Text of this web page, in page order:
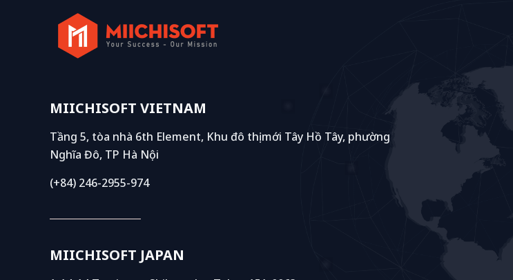
MIICHISOFT VIETNAM
Tầng 5, tòa nhà 6th Element, Khu đô thị mới Tây Hồ Tây, phường
Nghĩa Đô, TP Hà Nội
(+84) 246-2955-974
MIICHISOFT JAPAN